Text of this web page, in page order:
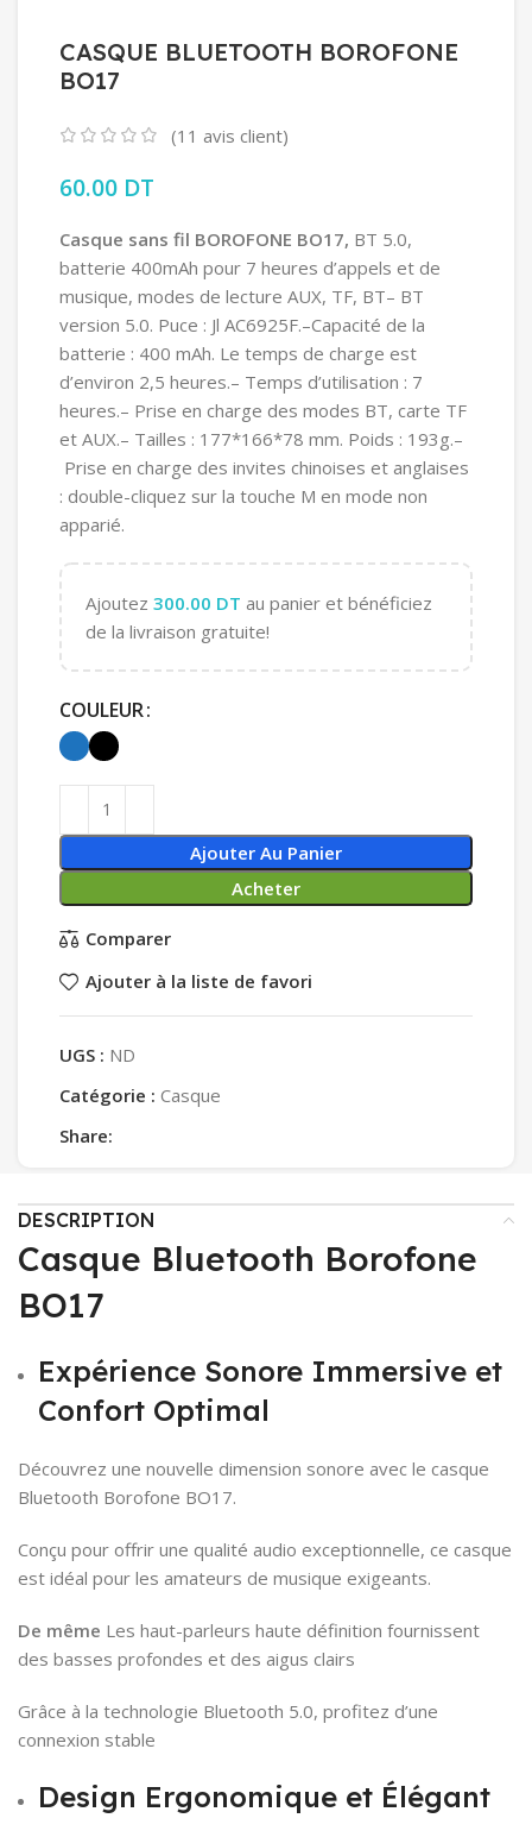
CASQUE BLUETOOTH BOROFONE
BO17
(11 avis client)
60.00 DT
Casque sans fil BOROFONE BO17, BT 5.0,
batterie 400mAh pour 7 heures d’appels et de
musique, modes de lecture AUX, TF, BT– BT
version 5.0. Puce : Jl AC6925F.–Capacité de la
batterie : 400 mAh. Le temps de charge est
d’environ 2,5 heures.– Temps d’utilisation : 7
heures.– Prise en charge des modes BT, carte TF
et AUX.– Tailles : 177*166*78 mm. Poids : 193g.–
Prise en charge des invites chinoises et anglaises
: double-cliquez sur la touche M en mode non
apparié.
Ajoutez 300.00 DT au panier et bénéficiez
de la livraison gratuite!
COULEUR
Ajouter Au Panier
Acheter
Comparer
Ajouter à la liste de favori
UGS : ND
Catégorie : Casque
Share:
DESCRIPTION
Casque Bluetooth Borofone
BO17
Expérience Sonore Immersive et
Confort Optimal
Découvrez une nouvelle dimension sonore avec le casque
Bluetooth Borofone BO17.
Conçu pour offrir une qualité audio exceptionnelle, ce casque
est idéal pour les amateurs de musique exigeants.
De même Les haut-parleurs haute définition fournissent
des basses profondes et des aigus clairs
Grâce à la technologie Bluetooth 5.0, profitez d’une
connexion stable
Design Ergonomique et Élégant